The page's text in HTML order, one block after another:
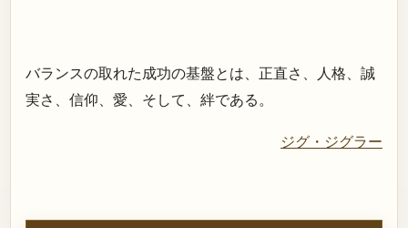
バランスの取れた成功の基盤とは、正直さ、人格、誠
実さ、信仰、愛、そして、絆である。
ジグ・ジグラー